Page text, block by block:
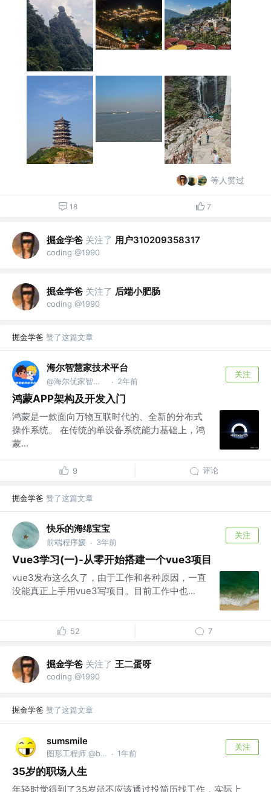
等人赞过
18 7
掘金学爸 关注了 用户310209358317
coding @1990
掘金学爸 关注了 后端小肥肠
coding @1990
掘金学爸 赞了这篇文章
海尔智慧家技术平台
@海尔优家智能科技（北京）有限公司 · 2年前
关注
鸿蒙APP架构及开发入门
鸿蒙是一款面向万物互联时代的、全新的分布式
操作系统。 在传统的单设备系统能力基础上，鸿
蒙...
9 评论
掘金学爸 赞了这篇文章
快乐的海绵宝宝
前端程序媛 · 3年前
关注
Vue3学习(一)-从零开始搭建一个vue3项目
vue3发布这么久了，由于工作和各种原因，一直
没能真正上手用vue3写项目。目前工作中也...
52 7
掘金学爸 关注了 王二蛋呀
coding @1990
掘金学爸 赞了这篇文章
sumsmile
图形工程师 @bytedance · 1年前
关注
35岁的职场人生
年轻时觉得到了35岁就不应该通过投简历找工作，实际上